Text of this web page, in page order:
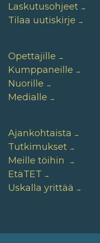
Laskutusohjeet
Tilaa uutiskirje
Opettajille
Kumppaneille
Nuorille
Medialle
Ajankohtaista
Tutkimukset
Meille töihin
EtäTET
Uskalla yrittää